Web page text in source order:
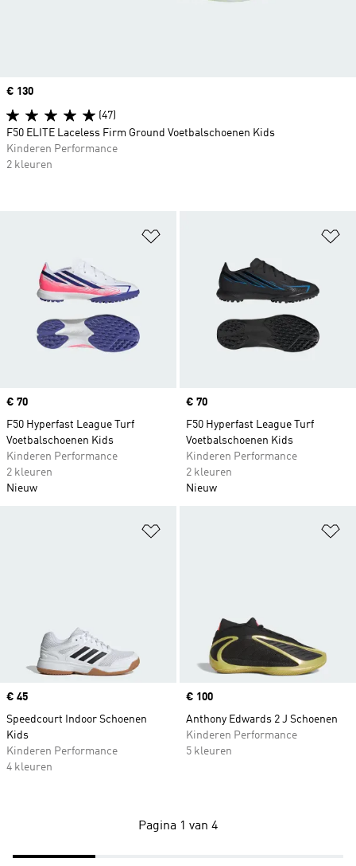
Price
€ 70
F50 Hyperfast League Turf
Voetbalschoenen Kids
Kinderen Performance
2 kleuren
Nieuw
Price
€ 70
F50 Hyperfast League Turf
Voetbalschoenen Kids
Kinderen Performance
2 kleuren
Nieuw
Price
€ 45
Speedcourt Indoor Schoenen
Kids
Kinderen Performance
4 kleuren
Price
€ 100
Anthony Edwards 2 J Schoenen
Kinderen Performance
5 kleuren
Price
€ 130
(47)
F50 ELITE Laceless Firm Ground Voetbalschoenen Kids
Kinderen Performance
2 kleuren
Pagina 1 van 4